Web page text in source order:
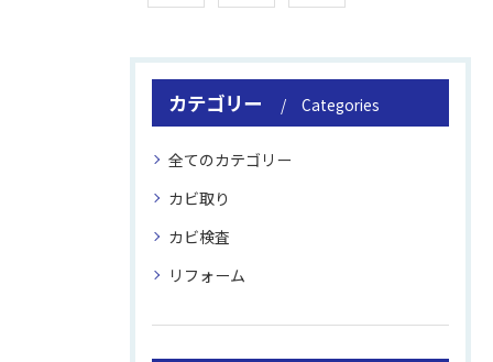
カテゴリー Categories
全てのカテゴリー
カビ取り
カビ検査
リフォーム